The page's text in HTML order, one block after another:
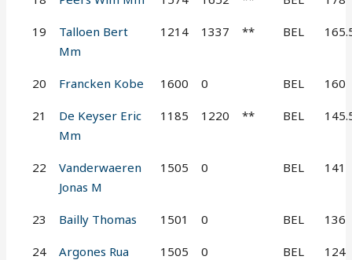
19
Talloen Bert
Mm
1214 1337 ** BEL
20 Francken Kobe 1600 0 BEL 160
21
De Keyser Eric
Mm
1185 1220 ** BEL
22
Vanderwaeren
Jonas M
1505 0 BEL 141
23 Bailly Thomas 1501 0 BEL 136
24
Argones Rua
1505 0 BEL 124